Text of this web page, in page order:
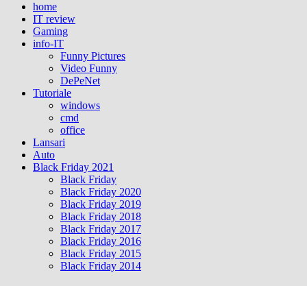
home
IT review
Gaming
info-IT
Funny Pictures
Video Funny
DePeNet
Tutoriale
windows
cmd
office
Lansari
Auto
Black Friday 2021
Black Friday
Black Friday 2020
Black Friday 2019
Black Friday 2018
Black Friday 2017
Black Friday 2016
Black Friday 2015
Black Friday 2014